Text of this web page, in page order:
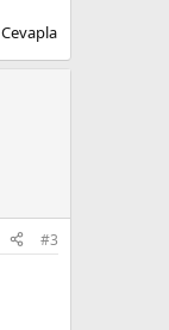
Cevapla
#3